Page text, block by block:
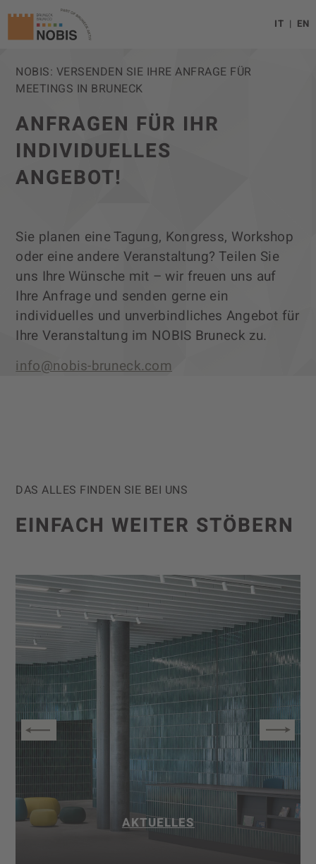
IT EN
NOBIS: VERSENDEN SIE IHRE ANFRAGE FÜR
MEETINGS IN BRUNECK
ANFRAGEN FÜR IHR
INDIVIDUELLES
ANGEBOT!
Sie planen eine Tagung, Kongress, Workshop
oder eine andere Veranstaltung? Teilen Sie
uns Ihre Wünsche mit – wir freuen uns auf
Ihre Anfrage und senden gerne ein
individuelles und unverbindliches Angebot für
Ihre Veranstaltung im NOBIS Bruneck zu.
info@nobis-bruneck.com
DAS ALLES FINDEN SIE BEI UNS
EINFACH WEITER STÖBERN
AKTUELLES